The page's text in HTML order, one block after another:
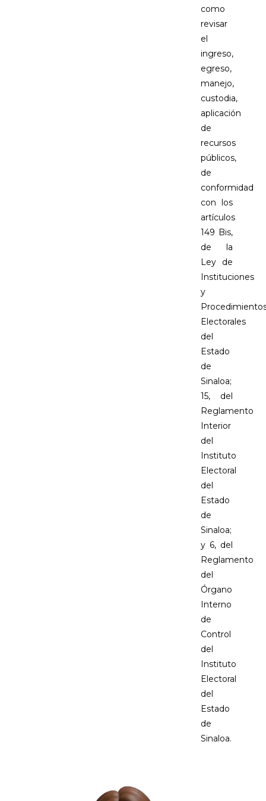
como
revisar
el
ingreso,
egreso,
manejo,
custodia,
aplicación
de
recursos
públicos,
de
conformidad
con los
artículos
149 Bis,
de la
Ley de
Instituciones
y
Electorales
del
Estado
de
Sinaloa;
15, del
Reglamento
Interior
del
Instituto
Electoral
del
Estado
de
Sinaloa;
y 6, del
Reglamento
del
Órgano
Interno
de
Control
del
Instituto
Electoral
del
Estado
de
Sinaloa.